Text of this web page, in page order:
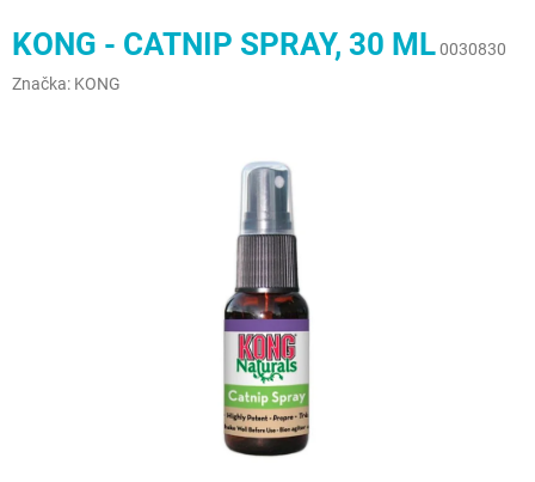
KONG - CATNIP SPRAY, 30 ML0030830
Značka: KONG